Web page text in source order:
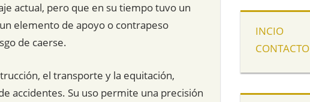
actual, pero que en su tiempo tuvo un
elemento de apoyo o contrapeso
de caerse.
el transporte y la equitación,
accidentes. Su uso permite una precisión
INCIO
CONTACTO